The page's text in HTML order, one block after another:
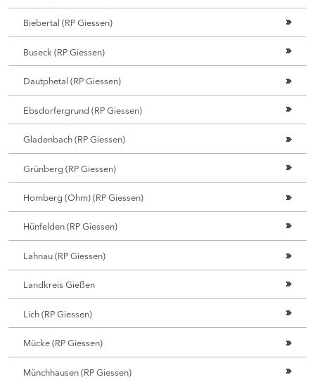
Biebertal (RP Giessen)
Buseck (RP Giessen)
Dautphetal (RP Giessen)
Ebsdorfergrund (RP Giessen)
Gladenbach (RP Giessen)
Grünberg (RP Giessen)
Homberg (Ohm) (RP Giessen)
Hünfelden (RP Giessen)
Lahnau (RP Giessen)
Landkreis Gießen
Lich (RP Giessen)
Mücke (RP Giessen)
Münchhausen (RP Giessen)